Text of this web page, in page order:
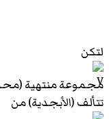
لتكن
مجموعة منتهية
تتألف (الأبجدية) من